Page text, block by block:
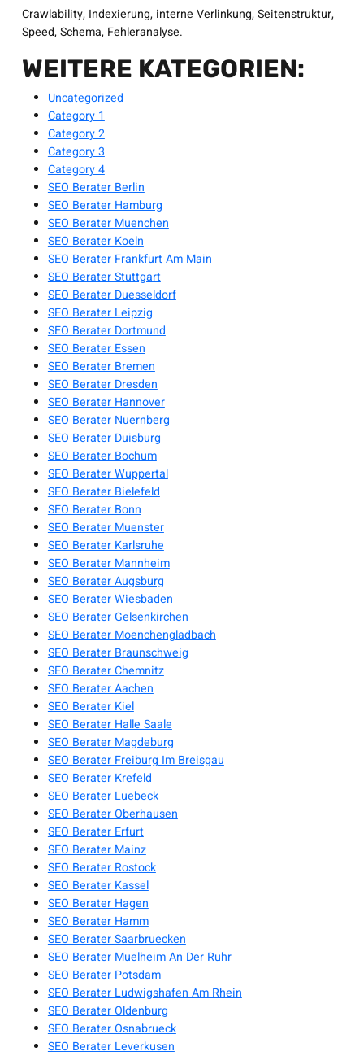
Crawlability, Indexierung, interne Verlinkung, Seitenstruktur,
Speed, Schema, Fehleranalyse.
WEITERE KATEGORIEN:
Uncategorized
Category 1
Category 2
Category 3
Category 4
SEO Berater Berlin
SEO Berater Hamburg
SEO Berater Muenchen
SEO Berater Koeln
SEO Berater Frankfurt Am Main
SEO Berater Stuttgart
SEO Berater Duesseldorf
SEO Berater Leipzig
SEO Berater Dortmund
SEO Berater Essen
SEO Berater Bremen
SEO Berater Dresden
SEO Berater Hannover
SEO Berater Nuernberg
SEO Berater Duisburg
SEO Berater Bochum
SEO Berater Wuppertal
SEO Berater Bielefeld
SEO Berater Bonn
SEO Berater Muenster
SEO Berater Karlsruhe
SEO Berater Mannheim
SEO Berater Augsburg
SEO Berater Wiesbaden
SEO Berater Gelsenkirchen
SEO Berater Moenchengladbach
SEO Berater Braunschweig
SEO Berater Chemnitz
SEO Berater Aachen
SEO Berater Kiel
SEO Berater Halle Saale
SEO Berater Magdeburg
SEO Berater Freiburg Im Breisgau
SEO Berater Krefeld
SEO Berater Luebeck
SEO Berater Oberhausen
SEO Berater Erfurt
SEO Berater Mainz
SEO Berater Rostock
SEO Berater Kassel
SEO Berater Hagen
SEO Berater Hamm
SEO Berater Saarbruecken
SEO Berater Muelheim An Der Ruhr
SEO Berater Potsdam
SEO Berater Ludwigshafen Am Rhein
SEO Berater Oldenburg
SEO Berater Osnabrueck
SEO Berater Leverkusen